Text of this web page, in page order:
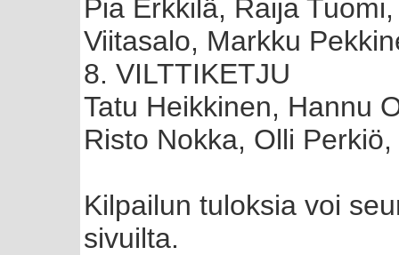
Pia Erkkilä, Raija
Viitasalo, Markku
8. VILTTIKETJU
Tatu Heikkinen, Hannu
Risto Nokka, Olli
Kilpailun tuloksia voi
sivuilta.